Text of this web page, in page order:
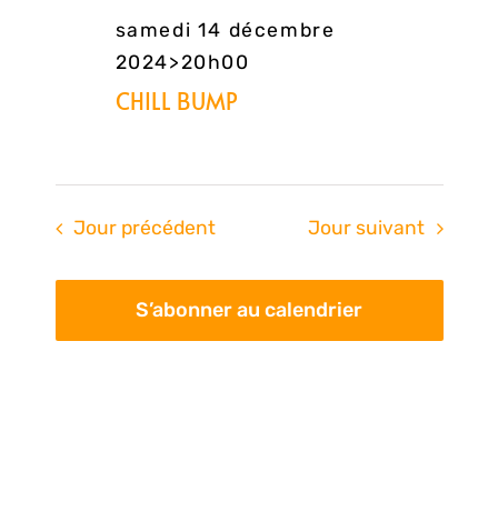
samedi 14 décembre
2024>20h00
CHILL BUMP
Jour précédent Jour suivant
S’abonner au calendrier